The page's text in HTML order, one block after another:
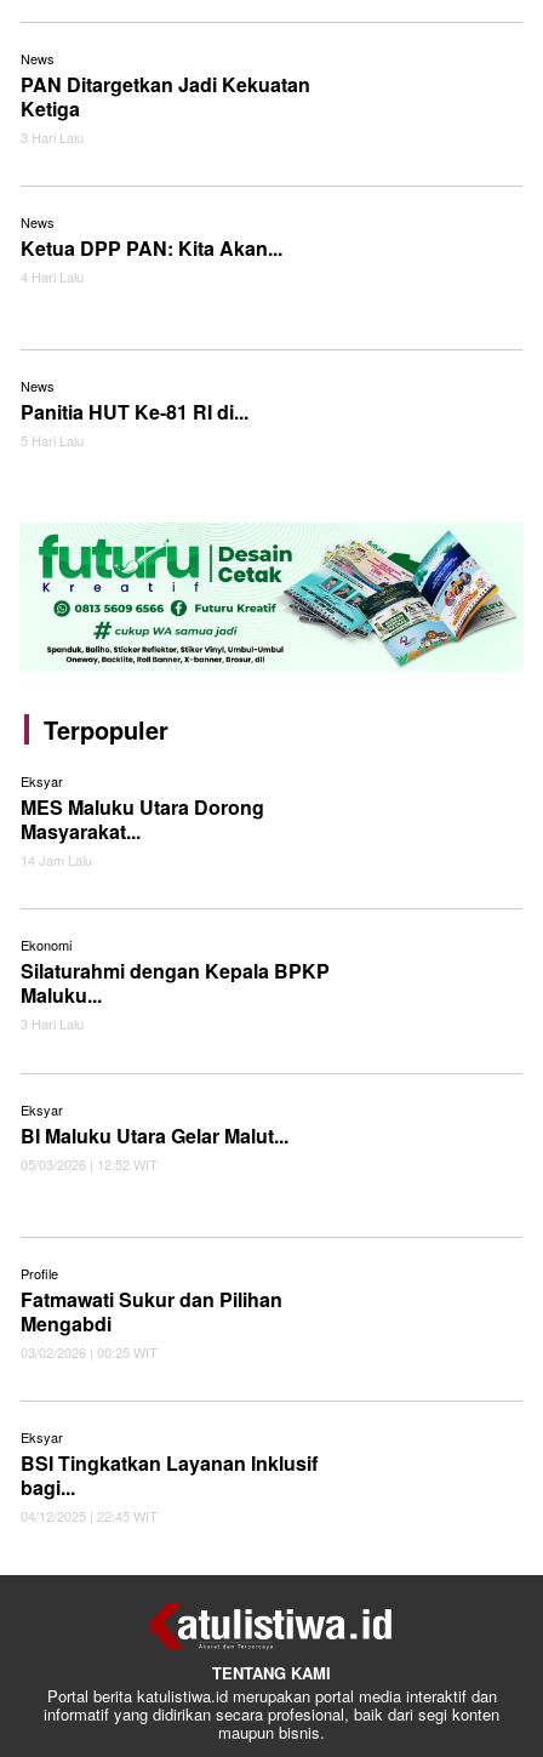
News
PAN Ditargetkan Jadi Kekuatan
Ketiga
3 Hari Lalu
News
Ketua DPP PAN: Kita Akan...
4 Hari Lalu
News
Panitia HUT Ke-81 RI di...
5 Hari Lalu
Terpopuler
Eksyar
MES Maluku Utara Dorong
Masyarakat...
14 Jam Lalu
Ekonomi
Silaturahmi dengan Kepala BPKP
Maluku...
3 Hari Lalu
Eksyar
BI Maluku Utara Gelar Malut...
05/03/2026 | 12:52 WIT
Profile
Fatmawati Sukur dan Pilihan
Mengabdi
03/02/2026 | 00:25 WIT
Eksyar
BSI Tingkatkan Layanan Inklusif
bagi...
04/12/2025 | 22:45 WIT
TENTANG KAMI
Portal berita katulistiwa.id merupakan portal media interaktif dan
informatif yang didirikan secara profesional, baik dari segi konten
maupun bisnis.